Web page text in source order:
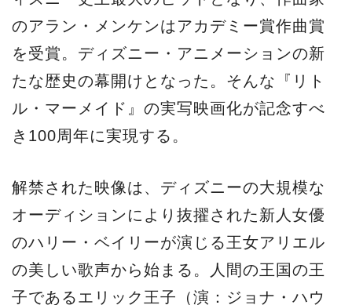
のアラン・メンケンはアカデミー賞作曲賞
を受賞。ディズニー・アニメーションの新
たな歴史の幕開けとなった。そんな『リト
ル・マーメイド』の実写映画化が記念すべ
き100周年に実現する。
解禁された映像は、ディズニーの大規模な
オーディションにより抜擢された新人女優
のハリー・ベイリーが演じる王女アリエル
の美しい歌声から始まる。人間の王国の王
子であるエリック王子（演：ジョナ・ハウ